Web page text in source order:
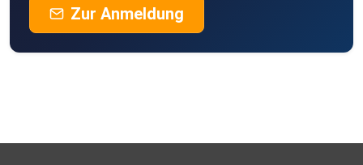
Zur Anmeldung